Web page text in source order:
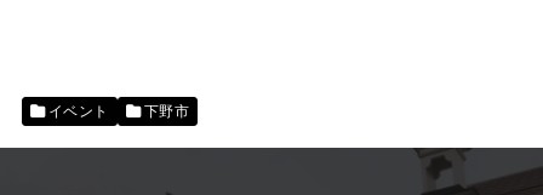
イベント 下野市